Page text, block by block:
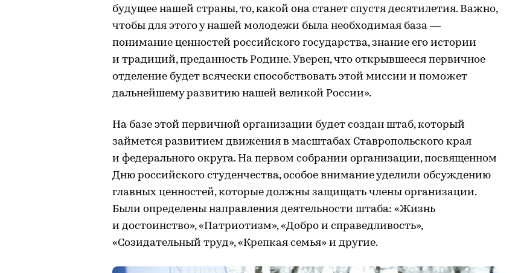
будущее нашей страны, то, какой она станет спустя десятилетия. Важно,
чтобы для этого у нашей молодежи была необходимая база —
понимание ценностей российского государства, знание его истории
и традиций, преданность Родине. Уверен, что открывшееся первичное
отделение будет всячески способствовать этой миссии и поможет
дальнейшему развитию нашей великой России».
На базе этой первичной организации будет создан штаб, который
займется развитием движения в масштабах Ставропольского края
и федерального округа. На первом собрании организации, посвященном
Дню российского студенчества, особое внимание уделили обсуждению
главных ценностей, которые должны защищать члены организации.
Были определены направления деятельности штаба: «Жизнь
и достоинство», «Патриотизм», «Добро и справедливость»,
«Созидательный труд», «Крепкая семья» и другие.